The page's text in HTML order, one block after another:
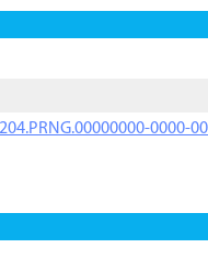
0000-